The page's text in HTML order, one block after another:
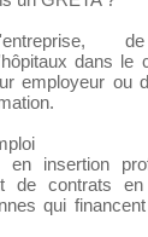
de
dans le
employeur ou
insertion
de contrats
qui